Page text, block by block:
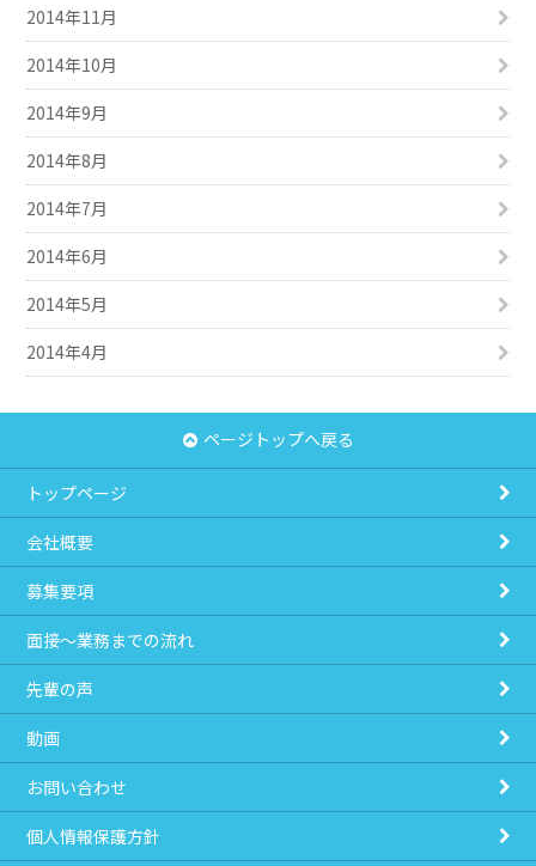
2014年11月
2014年10月
2014年9月
2014年8月
2014年7月
2014年6月
2014年5月
2014年4月
ページトップへ戻る
トップページ
会社概要
募集要項
面接～業務までの流れ
先輩の声
動画
お問い合わせ
個人情報保護方針